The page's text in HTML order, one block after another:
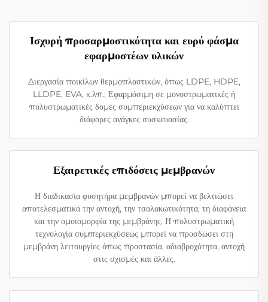
Ισχυρή προσαρμοστικότητα και ευρύ φάσμα
εφαρμοστέων υλικών
Διεργασία ποικίλων θερμοπλαστικών, όπως LDPE, HDPE,
LLDPE, EVA, κ.λπ.; Εφαρμόσιμη σε μονοστρωματικές ή
πολυστρωματικές δομές συμπεριεκχύσεων για να καλύπτει
διάφορες ανάγκες συσκευασίας.
Εξαιρετικές επιδόσεις μεμβρανών
Η διαδικασία φυσητήρα μεμβρανών μπορεί να βελτιώσει
αποτελεσματικά την αντοχή, την τσαλακωτικότητα, τη διαφάνεια
και την ομοιομορφία της μεμβράνης. Η πολυστρωματική
τεχνολογία συμπεριεκχύσεως μπορεί να προσδώσει στη
μεμβράνη λειτουργίες όπως προστασία, αδιαβροχότητα, αντοχή
στις σχισμές και άλλες.